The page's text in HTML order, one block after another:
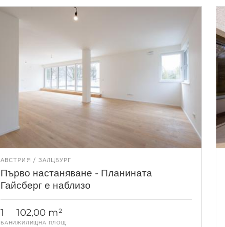
АВСТРИЯ ЗАЛЦБУРГ
Първо настаняване - Планината
Гайсберг е наблизо
1
БАНИ
102,00 m²
ЖИЛИЩНА ПЛОЩ